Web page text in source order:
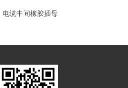
电缆中间橡胶插母